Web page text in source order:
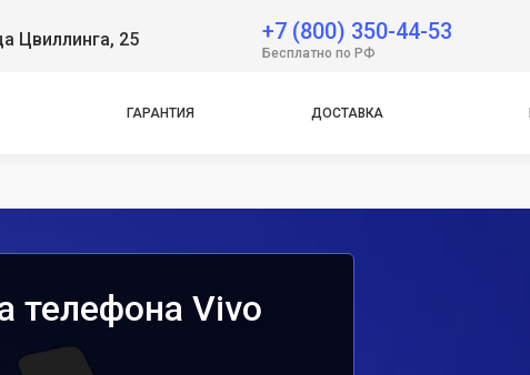
Цвиллинга, 25 +7 (800) 350-44-53
Бесплатно по РФ
ГАРАНТИЯ ДОСТАВКА
телефона Vivo